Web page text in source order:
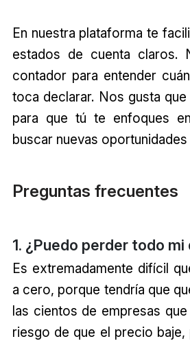
En nuestra plataforma te
estados de cuenta claros.
contador para entender
toca declarar. Nos gusta
para que tú te enfoques
buscar nuevas
Preguntas frecuentes
1. ¿Puedo perder todo mi
Es extremadamente difícil
a cero, porque tendría que
las cientos de empresas
riesgo de que el precio